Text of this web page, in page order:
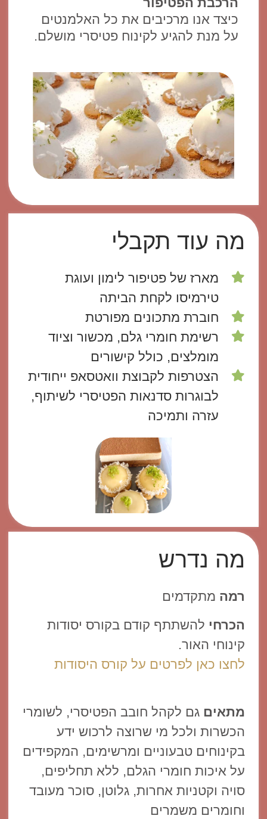
כיצד אנו מרכיבים את כל האלמנטים
על מנת להגיע לקינוח פטיסרי מושלם.
מה עוד תקבלי
מארז של פטיפור לימון ועוגת
טירמיסו לקחת הביתה
חוברת מתכונים מפורטת
רשימת חומרי גלם, מכשור וציוד
מומלצים, כולל קישורים
הצטרפות לקבוצת וואטסאפ ייחודית
לבוגרות סדנאות הפטיסרי לשיתוף,
עזרה ותמיכה
מה נדרש
רמהמתקדמים
הכרחילהשתתף קודם בקורס יסודות
קינוחי האור.
לחצו כאן לפרטים על קורס היסודות
מתאיםגם לקהל חובב הפטיסרי, לשומרי
הכשרות ולכל מי שרוצה לרכוש ידע
בקינוחים טבעוניים ומרשימים, המקפידים
על איכות חומרי הגלם, ללא תחליפים,
סויה וקטניות אחרות, גלוטן, סוכר מעובד
וחומרים משמרים